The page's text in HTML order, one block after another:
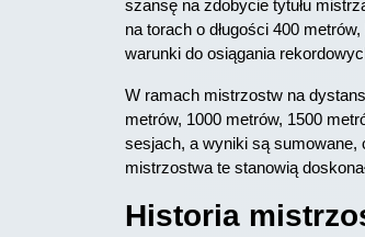
szansę na zdobycie tytułu
na torach o długości 400
warunki do osiągania
W ramach mistrzostw na
metrów, 1000 metrów, 1500
sesjach, a wyniki są sumowane,
mistrzostwa te stanowią
Historia